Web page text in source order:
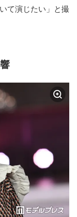
て演じたい」と撮